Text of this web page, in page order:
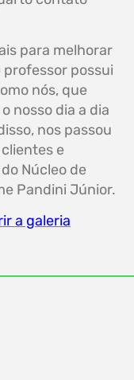
para melhorar
professor possui
nós, que
nosso dia a dia
nos passou
e
Núcleo de
Pandini Júnior.
a galeria